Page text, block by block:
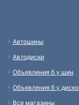
Автошины
Автодиски
Объявления б у шин
Объявления б у
Все магазины